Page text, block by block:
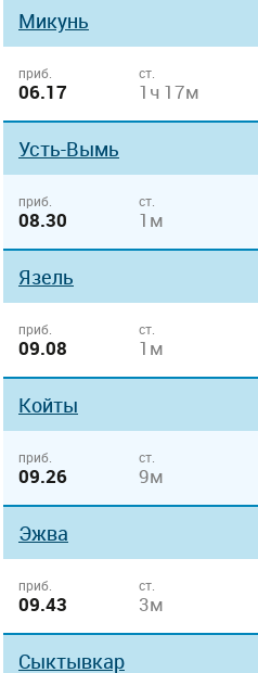
Микунь
приб.
06.17
ст.
1ч 17м
Усть-Вымь
приб.
08.30
ст.
1м
Язель
приб.
09.08
ст.
1м
Койты
приб.
09.26
ст.
9м
Эжва
приб.
09.43
ст.
3м
Сыктывкар